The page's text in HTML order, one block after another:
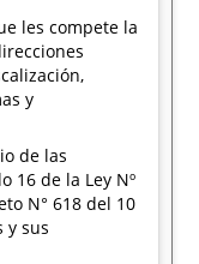
les compete la
y
de las
16 de la Ley Nº
N° 618 del 10
y sus